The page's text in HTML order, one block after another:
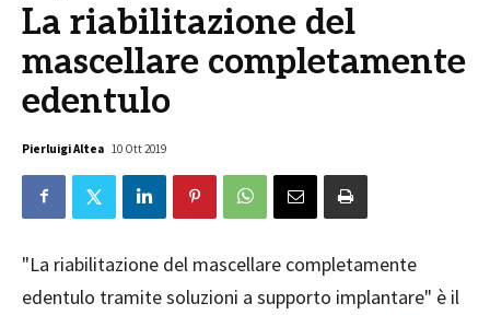
La riabilitazione del
mascellare completamente
edentulo
Pierluigi Altea 10 Ott 2019
"La riabilitazione del mascellare completamente
edentulo tramite soluzioni a supporto implantare" è il